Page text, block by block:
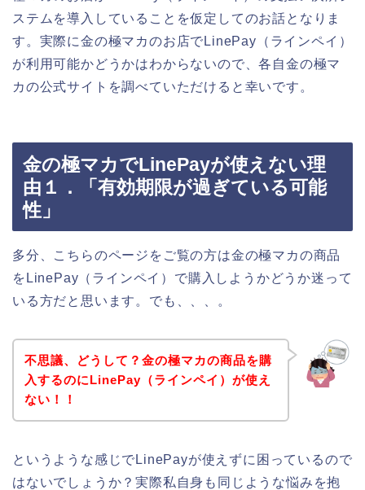
ステムを導入していることを仮定してのお話となりま
す。実際に金の極マカのお店でLinePay（ラインペイ）
が利用可能かどうかはわからないので、各自金の極マ
カの公式サイトを調べていただけると幸いです。
金の極マカでLinePayが使えない理
由１．「有効期限が過ぎている可能
性」
多分、こちらのページをご覧の方は金の極マカの商品
をLinePay（ラインペイ）で購入しようかどうか迷って
いる方だと思います。でも、、、。
不思議、どうして？金の極マカの商品を購
入するのにLinePay（ラインペイ）が使え
ない！！
というような感じでLinePayが使えずに困っているので
はないでしょうか？実際私自身も同じような悩みを抱